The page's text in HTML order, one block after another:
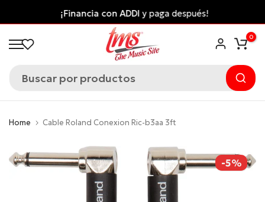
al
contenido
¡Financia con ADDI y paga después!
0
Home Cable Roland Conexion Ric-b3aa 3ft
-5%